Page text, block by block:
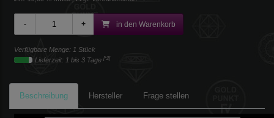
in den Warenkorb
Verfügbare Menge: 1 Stück
Lieferzeit: 1 bis 3 Tage [*2]
Beschreibung Hersteller Frage stellen